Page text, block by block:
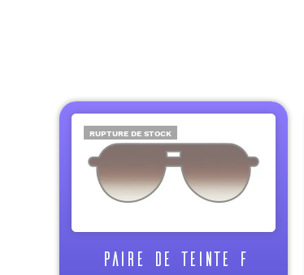
RUPTURE DE STOCK
PAIRE DE TEINTE F